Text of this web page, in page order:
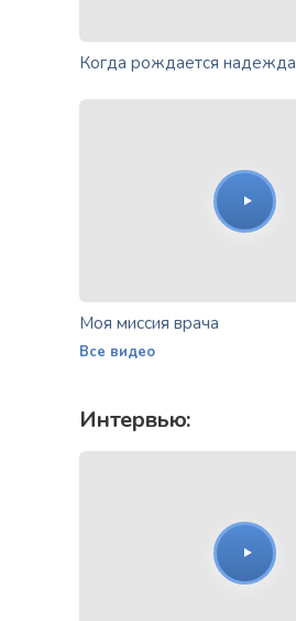
Когда рождается надежда
Моя миссия врача
Все видео
Интервью: